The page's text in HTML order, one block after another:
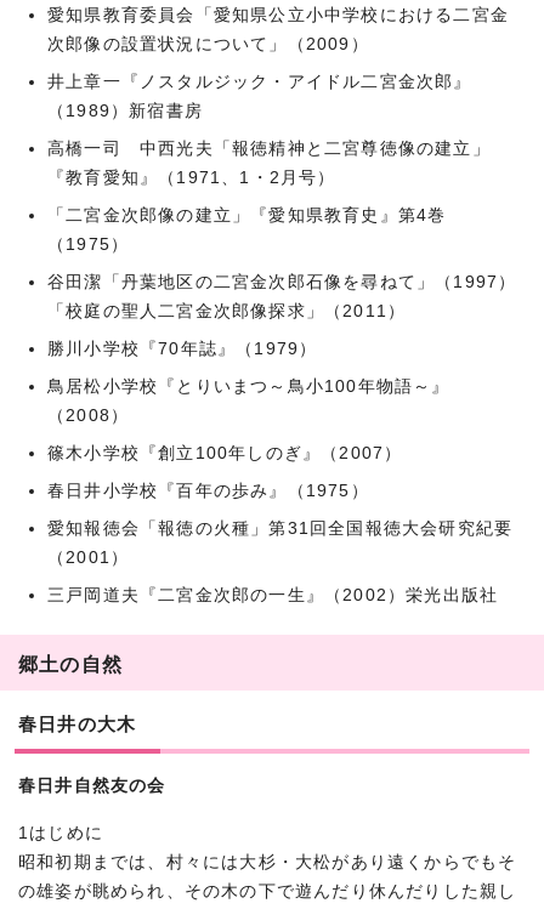
愛知県教育委員会「愛知県公立小中学校における二宮金
次郎像の設置状況について」（2009）
井上章一『ノスタルジック・アイドル二宮金次郎』
（1989）新宿書房
高橋一司 中西光夫「報徳精神と二宮尊徳像の建立」
『教育愛知』（1971、1・2月号）
「二宮金次郎像の建立」『愛知県教育史』第4巻
（1975）
谷田潔「丹葉地区の二宮金次郎石像を尋ねて」（1997）
「校庭の聖人二宮金次郎像探求」（2011）
勝川小学校『70年誌』（1979）
鳥居松小学校『とりいまつ～鳥小100年物語～』
（2008）
篠木小学校『創立100年しのぎ』（2007）
春日井小学校『百年の歩み』（1975）
愛知報徳会「報徳の火種」第31回全国報徳大会研究紀要
（2001）
三戸岡道夫『二宮金次郎の一生』（2002）栄光出版社
郷土の自然
春日井の大木
春日井自然友の会
1はじめに
昭和初期までは、村々には大杉・大松があり遠くからでもそ
の雄姿が眺められ、その木の下で遊んだり休んだりした親し